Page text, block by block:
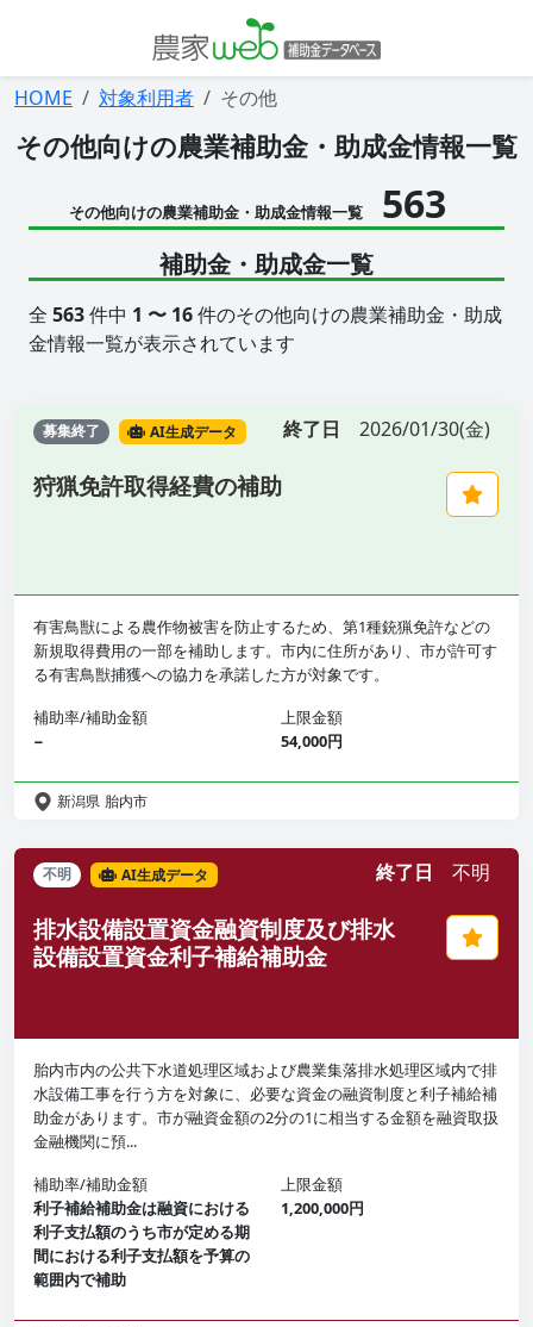
HOME 対象利用者 その他
その他向けの農業補助金・助成金情報一覧
その他向けの農業補助金・助成金情報一覧 563
補助金・助成金一覧
全 563件中 1 〜 16件のその他向けの農業補助金・助成
金情報一覧が表示されています
募集終了 AI生成データ 終了日 2026/01/30(金)
狩猟免許取得経費の補助
有害鳥獣による農作物被害を防止するため、第1種銃猟免許などの
新規取得費用の一部を補助します。市内に住所があり、市が許可す
る有害鳥獣捕獲への協力を承諾した方が対象です。
補助率/補助金額
−
上限金額
54,000円
新潟県 胎内市
不明 AI生成データ 終了日 不明
排水設備設置資金融資制度及び排水
設備設置資金利子補給補助金
胎内市内の公共下水道処理区域および農業集落排水処理区域内で排
水設備工事を行う方を対象に、必要な資金の融資制度と利子補給補
助金があります。市が融資金額の2分の1に相当する金額を融資取扱
金融機関に預...
補助率/補助金額
利子補給補助金は融資における
利子支払額のうち市が定める期
間における利子支払額を予算の
範囲内で補助
上限金額
1,200,000円